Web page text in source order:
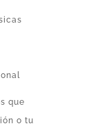
que
o tu